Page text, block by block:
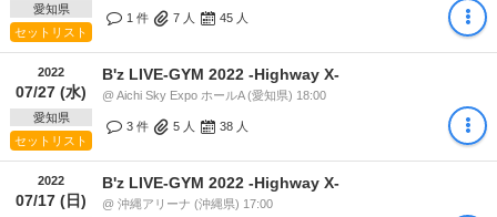
愛知県
セットリスト
1 件 7 人 45 人
2022
07/27 (水)
愛知県
セットリスト
B'z LIVE-GYM 2022 -Highway X-
@ Aichi Sky Expo ホールA (愛知県) 18:00
3 件 5 人 38 人
2022
07/17 (日)
B'z LIVE-GYM 2022 -Highway X-
@ 沖縄アリーナ (沖縄県) 17:00